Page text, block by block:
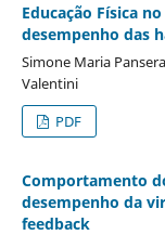
Educação Física
desempenho das
Simone Maria
Valentini
PDF
Comportamento
desempenho da
feedback